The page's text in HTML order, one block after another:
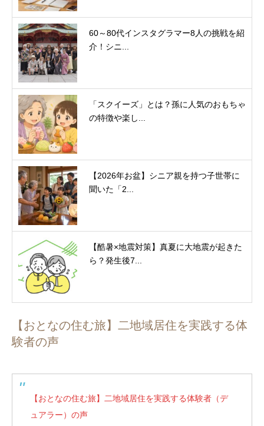
60～80代インスタグラマー8人の挑戦を紹
介！シニ...
「スクイーズ」とは？孫に人気のおもちゃ
の特徴や楽し...
【2026年お盆】シニア親を持つ子世帯に
聞いた「2...
【酷暑×地震対策】真夏に大地震が起きた
ら？発生後7...
【おとなの住む旅】二地域居住を実践する体
験者の声
【おとなの住む旅】二地域居住を実践する体験者（デ
ュアラー）の声